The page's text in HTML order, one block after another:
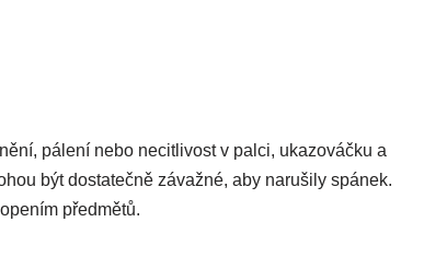
pálení nebo necitlivost v palci, ukazováčku a
být dostatečně závažné, aby narušily spánek.
předmětů.